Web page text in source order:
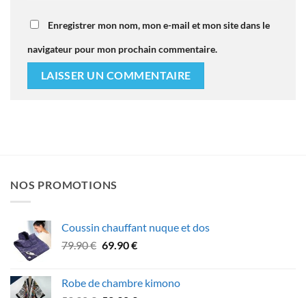
Enregistrer mon nom, mon e-mail et mon site dans le
navigateur pour mon prochain commentaire.
NOS PROMOTIONS
Coussin chauffant nuque et dos
79.90€ Le
était :
69.90€Le
est :
Robe de chambre kimono